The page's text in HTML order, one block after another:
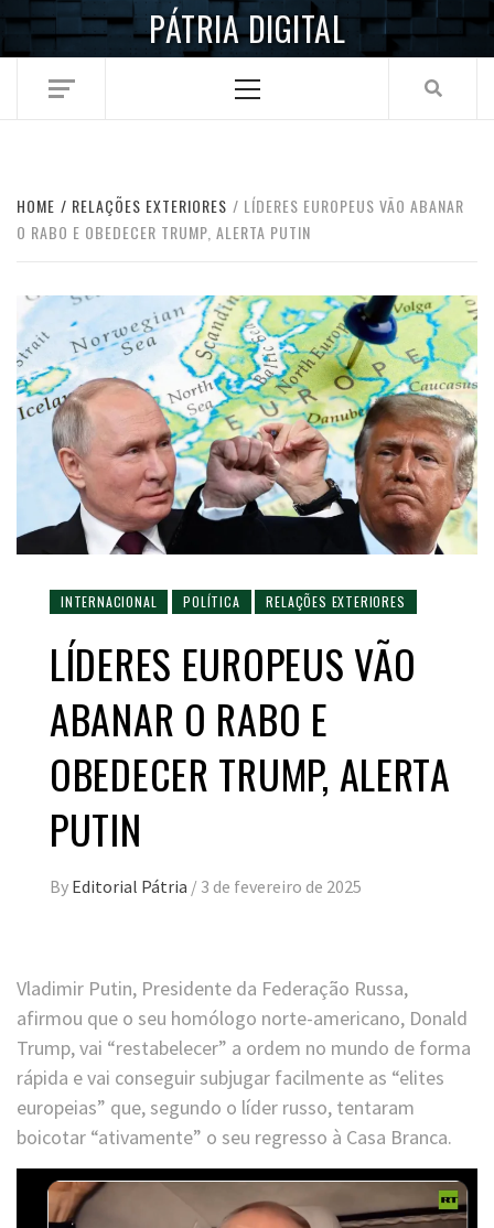
Skip
PÁTRIA DIGITAL
Menu
HOME RELAÇÕES EXTERIORES
LÍDERES EUROPEUS VÃO ABANAR
O RABO E OBEDECER TRUMP, ALERTA PUTIN
INTERNACIONAL POLÍTICA RELAÇÕES EXTERIORES
LÍDERES EUROPEUS VÃO
ABANAR O RABO E
OBEDECER TRUMP, ALERTA
PUTIN
By Editorial Pátria / 3 de fevereiro de 2025
Vladimir Putin, Presidente da Federação Russa,
afirmou que o seu homólogo norte-americano, Donald
Trump, vai “restabelecer” a ordem no mundo de forma
rápida e vai conseguir subjugar facilmente as “elites
europeias” que, segundo o líder russo, tentaram
boicotar “ativamente” o seu regresso à Casa Branca.